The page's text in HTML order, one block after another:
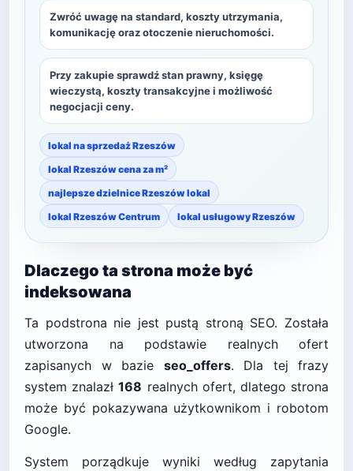
Zwróć uwagę na standard, koszty utrzymania,
komunikację oraz otoczenie nieruchomości.
Przy zakupie sprawdź stan prawny, księgę
wieczystą, koszty transakcyjne i możliwość
negocjacji ceny.
lokal na sprzedaż Rzeszów
lokal Rzeszów cena za m²
najlepsze dzielnice Rzeszów lokal
lokal Rzeszów Centrum
lokal usługowy Rzeszów
Dlaczego ta strona może być
indeksowana
Ta podstrona nie jest pustą stroną SEO. Została
utworzona na podstawie realnych ofert
zapisanych w bazie seo_offers. Dla tej frazy
system znalazł168 realnych ofert, dlatego strona
może być pokazywana użytkownikom i robotom
Google.
System porządkuje wyniki według zapytania